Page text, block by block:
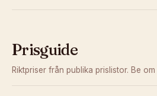
Prisguide
Riktpriser från publika prislistor. Be